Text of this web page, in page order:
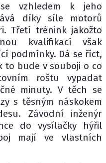
vzhledem k jeho
díky síle motorů
Třetí trénink jakožto
kvalifikací však
podmínky. Dá se říct,
to bude v souboji o co
roštu vypadat
minuty. V těch se
s těsným náskokem
Závodní inženýr
do vysílačky hýřil
mají ve vlastních